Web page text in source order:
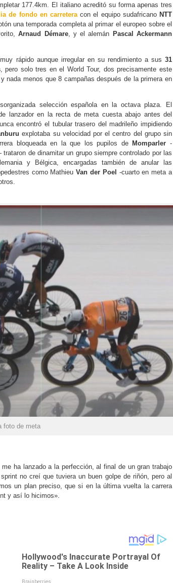
177.4km. El italiano acreditó su forma apenas tres
de fondo en carreteracon el equipo sudafricano NTT
una temporada completa al primar el europeo sobre el
Arnaud Démare, y el alemán Pascal Ackermann
rápido aunque irregular en su rendimiento a sus 31
, pero solo tres en el World Tour, dos precisamente este
nada menos que 8 campañas después de la primera en
selección española en la octava plaza. El
lanzador en la recta de meta cuesta abajo antes del
encontró el tubular trasero del madrileño impidiendo
explotaba su velocidad por el centro del grupo sin
bloqueada en la que los pupilos de
Momparler -
trataron de dinamitar un grupo siempre controlado por las
y Bélgica, encargadas también de anular las
como MathieuVan der Poel -cuarto en meta a
foto de meta
ha lanzado a la perfección, al final de un gran trabajo
no creí que tuviera un buen golpe de riñón, pero al
un plan preciso, que si en la última vuelta la carrera
y así lo hicimos».